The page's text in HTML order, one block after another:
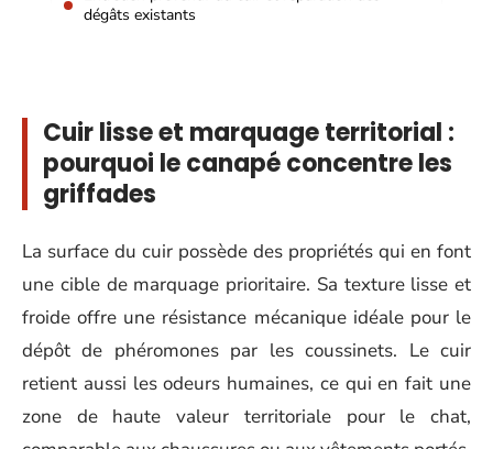
dégâts existants
Cuir lisse et marquage territorial :
pourquoi le canapé concentre les
griffades
La surface du cuir possède des propriétés qui en font
une cible de marquage prioritaire. Sa texture lisse et
froide offre une résistance mécanique idéale pour le
dépôt de phéromones par les coussinets. Le cuir
retient aussi les odeurs humaines, ce qui en fait une
zone de haute valeur territoriale pour le chat,